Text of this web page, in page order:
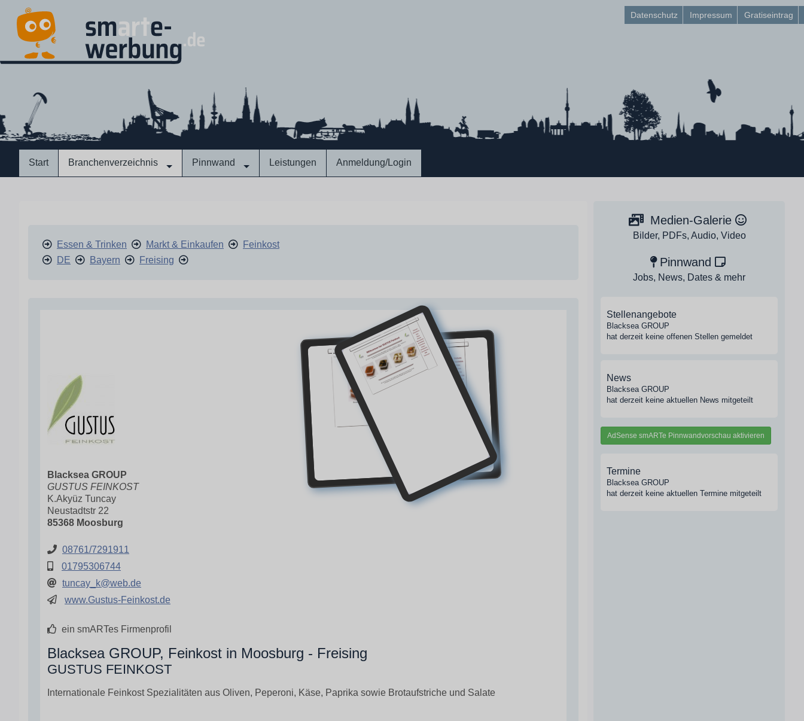
Datenschutz Impressum Gratiseintrag
Start Branchenverzeichnis Pinnwand Leistungen Anmeldung/Login
Essen & Trinken Markt & Einkaufen
Feinkost
DE
Bayern Freising
Blacksea GROUP
GUSTUS FEINKOST
K.Akyüz Tuncay
Neustadtstr 22
85368 Moosburg
08761/7291911
01795306744
tuncay_k@web.de
www.Gustus-Feinkost.de
ein smARTes Firmenprofil
Blacksea GROUP, Feinkost in Moosburg - Freising
GUSTUS FEINKOST
Internationale Feinkost Spezialitäten aus Oliven, Peperoni, Käse, Paprika sowie Brotaufstriche und Salate
Medien-Galerie
Bilder, PDFs, Audio, Video
Pinnwand
Jobs, News, Dates & mehr
Stellenangebote
Blacksea GROUP
hat derzeit keine offenen Stellen gemeldet
News
Blacksea GROUP
hat derzeit keine aktuellen News mitgeteilt
AdSense smARTe Pinnwandvorschau aktivieren
Termine
Blacksea GROUP
hat derzeit keine aktuellen Termine mitgeteilt